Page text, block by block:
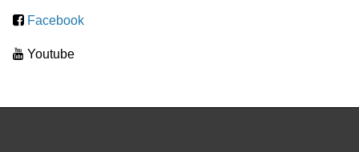
Facebook
Youtube